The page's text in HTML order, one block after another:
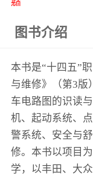
频
图书介绍
本书是“十四五”
与维修》（第3版
车电路图的识读
机、起动系统、
警系统、安全与
修。本书以项目
学，以丰田、大